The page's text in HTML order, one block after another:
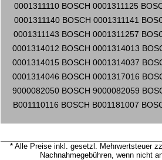
0001311110 BOSCH 0001311125
0001311140 BOSCH 0001311141
0001311143 BOSCH 0001311257
0001314012 BOSCH 0001314013
0001314015 BOSCH 0001314037
0001314046 BOSCH 0001317016
9000082050 BOSCH 9000082059
B001110116 BOSCH B001181007
* Alle Preise inkl. gesetzl. Mehrwertsteuer
Nachnahmegebühren, wenn nicht